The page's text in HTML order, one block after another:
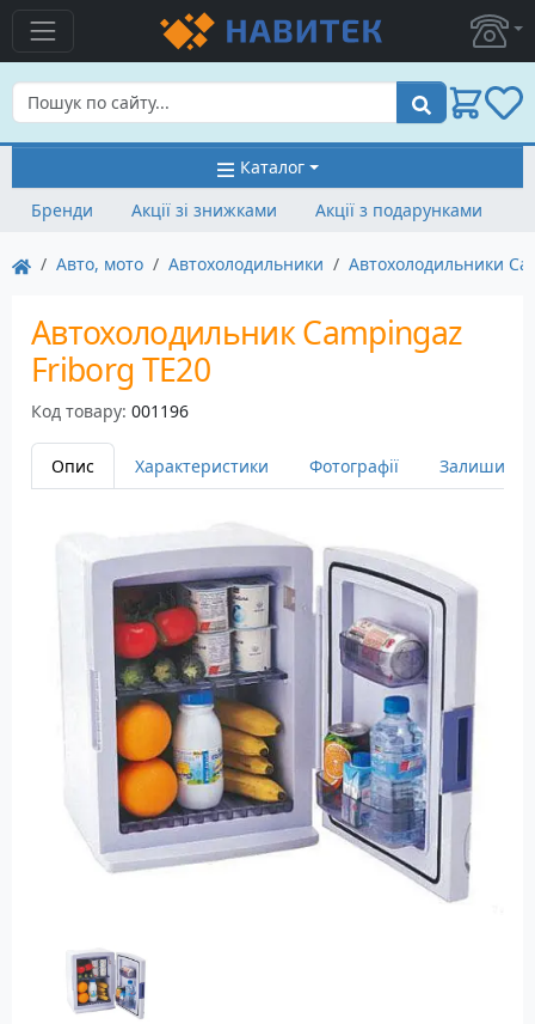
Пошук
Каталог
Бренди
Акції зі знижками Акції з подарунками
Авто, мото Автохолодильники Автохолодильники
Автохолодильник Campingaz
Friborg TE20
Код товару: 001196
Опис Характеристики Фотографії Залишити